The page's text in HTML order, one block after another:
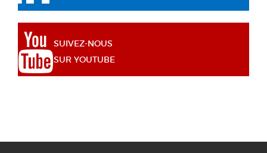
SUIVEZ-NOUS
SUR YOUTUBE